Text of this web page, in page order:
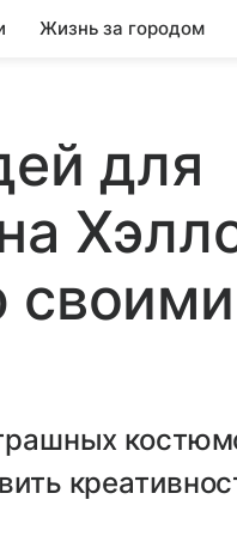
Жизнь за городом
для
своими